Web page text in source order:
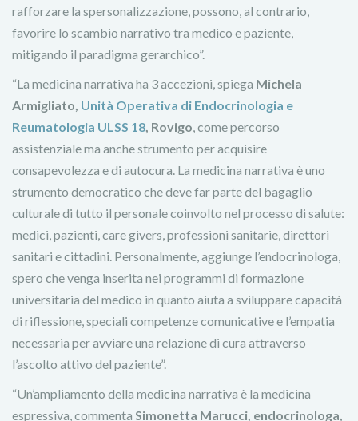
rafforzare la spersonalizzazione, possono, al contrario,
favorire lo scambio narrativo tra medico e paziente,
mitigando il paradigma gerarchico”.
“La medicina narrativa ha 3 accezioni, spiega Michela
Armigliato, Unità Operativa di Endocrinologia e
Reumatologia ULSS 18, Rovigo, come percorso
assistenziale ma anche strumento per acquisire
consapevolezza e di autocura. La medicina narrativa è uno
strumento democratico che deve far parte del bagaglio
culturale di tutto il personale coinvolto nel processo di salute:
medici, pazienti, care givers, professioni sanitarie, direttori
sanitari e cittadini. Personalmente, aggiunge l’endocrinologa,
spero che venga inserita nei programmi di formazione
universitaria del medico in quanto aiuta a sviluppare capacità
di riflessione, speciali competenze comunicative e l’empatia
necessaria per avviare una relazione di cura attraverso
l’ascolto attivo del paziente”.
“Un’ampliamento della medicina narrativa è la medicina
espressiva, commenta Simonetta Marucci, endocrinologa,